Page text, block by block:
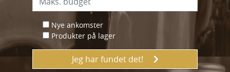
Nye ankomster
Produkter på lager
Jeg har fundet det!